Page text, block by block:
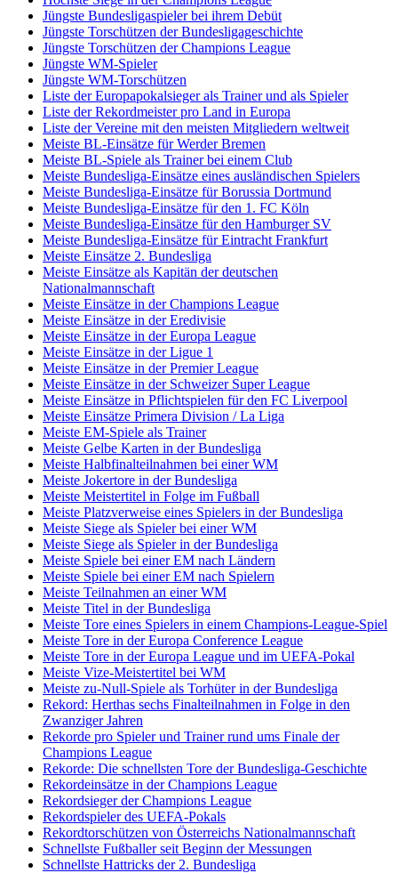
Jüngste Bundesligaspieler bei ihrem Debüt
Jüngste Torschützen der Bundesligageschichte
Jüngste Torschützen der Champions League
Jüngste WM-Spieler
Jüngste WM-Torschützen
Liste der Europapokalsieger als Trainer und als Spieler
Liste der Rekordmeister pro Land in Europa
Liste der Vereine mit den meisten Mitgliedern weltweit
Meiste BL-Einsätze für Werder Bremen
Meiste BL-Spiele als Trainer bei einem Club
Meiste Bundesliga-Einsätze eines ausländischen Spielers
Meiste Bundesliga-Einsätze für Borussia Dortmund
Meiste Bundesliga-Einsätze für den 1. FC Köln
Meiste Bundesliga-Einsätze für den Hamburger SV
Meiste Bundesliga-Einsätze für Eintracht Frankfurt
Meiste Einsätze 2. Bundesliga
Meiste Einsätze als Kapitän der deutschen
Nationalmannschaft
Meiste Einsätze in der Champions League
Meiste Einsätze in der Eredivisie
Meiste Einsätze in der Europa League
Meiste Einsätze in der Ligue 1
Meiste Einsätze in der Premier League
Meiste Einsätze in der Schweizer Super League
Meiste Einsätze in Pflichtspielen für den FC Liverpool
Meiste Einsätze Primera Division / La Liga
Meiste EM-Spiele als Trainer
Meiste Gelbe Karten in der Bundesliga
Meiste Halbfinalteilnahmen bei einer WM
Meiste Jokertore in der Bundesliga
Meiste Meistertitel in Folge im Fußball
Meiste Platzverweise eines Spielers in der Bundesliga
Meiste Siege als Spieler bei einer WM
Meiste Siege als Spieler in der Bundesliga
Meiste Spiele bei einer EM nach Ländern
Meiste Spiele bei einer EM nach Spielern
Meiste Teilnahmen an einer WM
Meiste Titel in der Bundesliga
Meiste Tore eines Spielers in einem Champions-League-Spiel
Meiste Tore in der Europa Conference League
Meiste Tore in der Europa League und im UEFA-Pokal
Meiste Vize-Meistertitel bei WM
Meiste zu-Null-Spiele als Torhüter in der Bundesliga
Rekord: Herthas sechs Finalteilnahmen in Folge in den
Zwanziger Jahren
Rekorde pro Spieler und Trainer rund ums Finale der
Champions League
Rekorde: Die schnellsten Tore der Bundesliga-Geschichte
Rekordeinsätze in der Champions League
Rekordsieger der Champions League
Rekordspieler des UEFA-Pokals
Rekordtorschützen von Österreichs Nationalmannschaft
Schnellste Fußballer seit Beginn der Messungen
Schnellste Hattricks der 2. Bundesliga